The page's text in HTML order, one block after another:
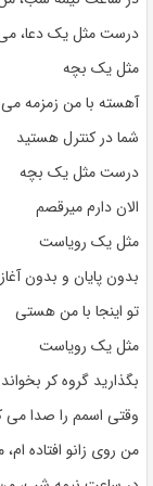
درست مثل یک دعا، می
مثل یک بچه
آهسته با من زمزمه
شما در کنترل هستید
درست مثل یک بچه
الان دارم میرقصم
مثل یک رویاست
بدون پایان و بدون آغاز
تو اینجا با من هستی
مثل یک رویاست
بگذارید گروه کر بخواند
وقتی اسمم را صدا
من روی زانو افتاده